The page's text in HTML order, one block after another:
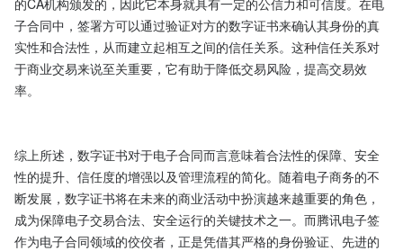
的CA机构颁发的，因此它本身就具有一定的公信力和可信度。在电
子合同中，签署方可以通过验证对方的数字证书来确认其身份的真
实性和合法性，从而建立起相互之间的信任关系。这种信任关系对
于商业交易来说至关重要，它有助于降低交易风险，提高交易效
率。
综上所述，数字证书对于电子合同而言意味着合法性的保障、安全
性的提升、信任度的增强以及管理流程的简化。随着电子商务的不
断发展，数字证书将在未来的商业活动中扮演越来越重要的角色，
成为保障电子交易合法、安全运行的关键技术之一。而腾讯电子签
作为电子合同领域的佼佼者，正是凭借其严格的身份验证、先进的